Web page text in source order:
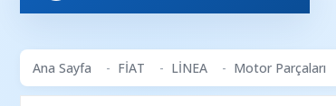
Ana Sayfa FİAT LİNEA Motor Parçaları